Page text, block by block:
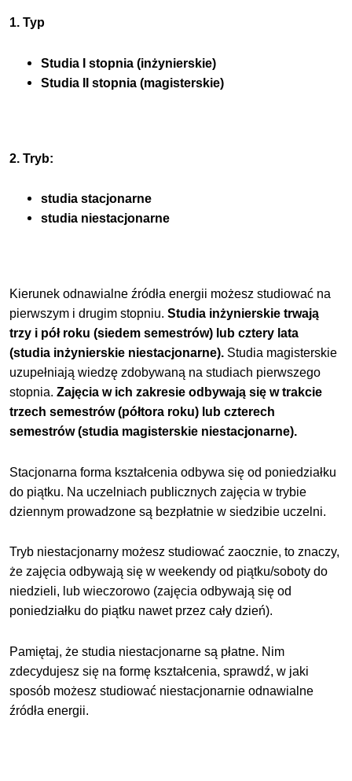
1. Typ
Studia I stopnia (inżynierskie)
Studia II stopnia (magisterskie)
2. Tryb:
studia stacjonarne
studia niestacjonarne
Kierunek odnawialne źródła energii możesz studiować na
pierwszym i drugim stopniu.Studia inżynierskie trwają
trzy i pół roku (siedem semestrów) lub cztery lata
(studia inżynierskie niestacjonarne). Studia magisterskie
uzupełniają wiedzę zdobywaną na studiach pierwszego
stopnia.Zajęcia w ich zakresie odbywają się w trakcie
trzech semestrów (półtora roku) lub czterech
semestrów (studia magisterskie niestacjonarne).
Stacjonarna forma kształcenia odbywa się od poniedziałku
do piątku. Na uczelniach publicznych zajęcia w trybie
dziennym prowadzone są bezpłatnie w siedzibie uczelni.
Tryb niestacjonarny możesz studiować zaocznie, to znaczy,
że zajęcia odbywają się w weekendy od piątku/soboty do
niedzieli, lub wieczorowo (zajęcia odbywają się od
poniedziałku do piątku nawet przez cały dzień).
Pamiętaj, że studia niestacjonarne są płatne. Nim
zdecydujesz się na formę kształcenia, sprawdź, w jaki
sposób możesz studiować niestacjonarnie odnawialne
źródła energii.